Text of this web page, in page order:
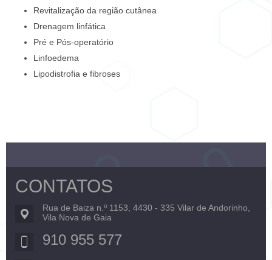
Revitalização da região cutânea
Drenagem linfática
Pré e Pós-operatório
Linfoedema
Lipodistrofia e fibroses
CONTATOS
Rua de Baiza n.º 1153, 4430 - 335 Vilar de Andorinho,
Vila Nova de Gaia
910 955 577